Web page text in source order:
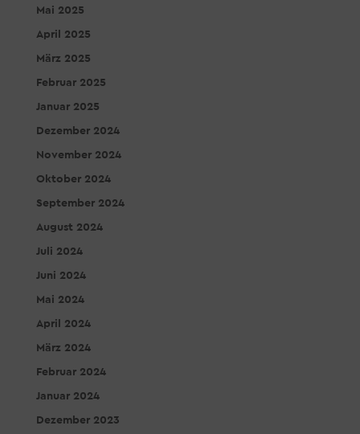
Mai 2025
April 2025
März 2025
Februar 2025
Januar 2025
Dezember 2024
November 2024
Oktober 2024
September 2024
August 2024
Juli 2024
Juni 2024
Mai 2024
April 2024
März 2024
Februar 2024
Januar 2024
Dezember 2023